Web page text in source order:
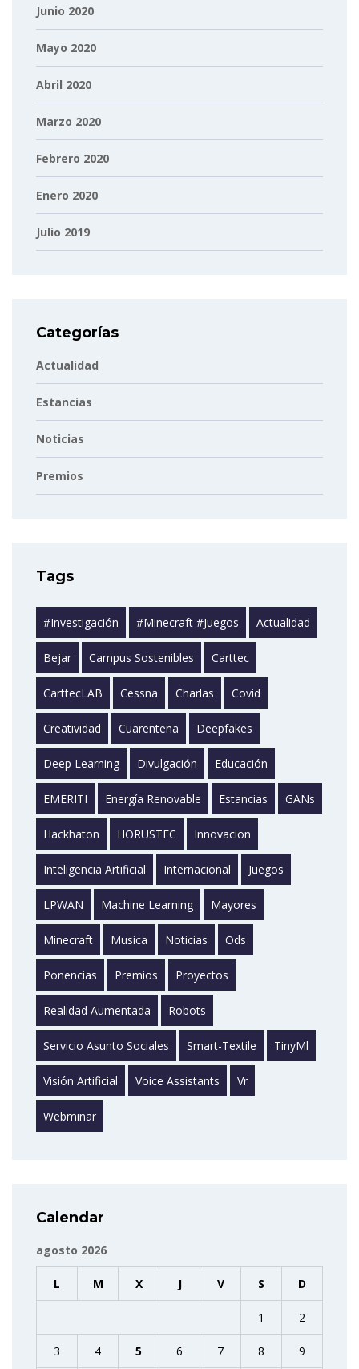
Junio 2020
Mayo 2020
Abril 2020
Marzo 2020
Febrero 2020
Enero 2020
Julio 2019
Categorías
Actualidad
Estancias
Noticias
Premios
Tags
#investigación #minecraft #juegos Actualidad
Bejar Campus Sostenibles Carttec
CarttecLAB Cessna Charlas Covid
Creatividad Cuarentena Deepfakes
Deep Learning Divulgación Educación
EMERITI Energía Renovable Estancias GANs
Hackhaton HORUSTEC Innovacion
Inteligencia Artificial Internacional Juegos
LPWAN Machine Learning Mayores
Minecraft Musica Noticias Ods
Ponencias Premios Proyectos
Realidad Aumentada Robots
Servicio Asunto Sociales Smart-Textile TinyMl
Visión Artificial Voice Assistants Vr
Webminar
Calendar
agosto 2026
L M X J V S D
1 2
3 4 5 6 7 8 9